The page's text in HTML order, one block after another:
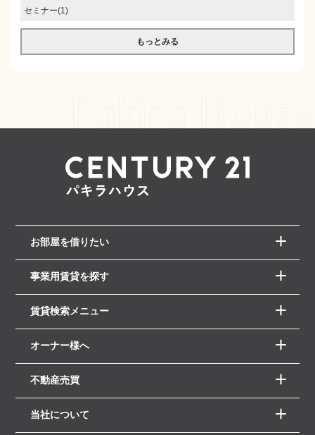
セミナー(1)
もっとみる
お部屋を借りたい
事業用賃貸を探す
賃貸検索メニュー
オーナー様へ
不動産売買
当社について